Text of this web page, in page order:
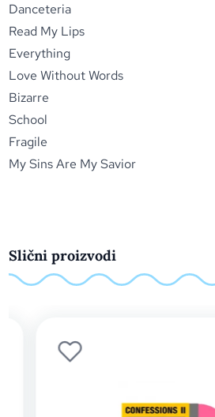
Danceteria
Read My Lips
Everything
Love Without Words
Bizarre
School
Fragile
My Sins Are My Savior
Slični proizvodi